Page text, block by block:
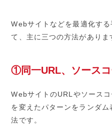
Webサイトなどを最適化す
て、主に三つの方法がありま
①同一URL、ソース
WebサイトのURLやソース
を変えたパターンをランダ
法です。